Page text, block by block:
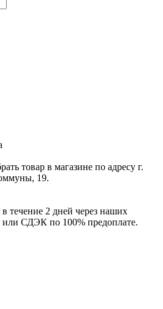
товар в магазине по адресу г.
19.
в течение 2 дней через наших
или СДЭК по 100% предоплате.